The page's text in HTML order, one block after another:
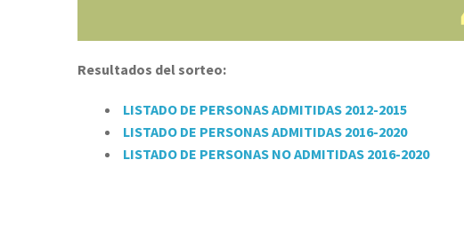
Resultados del sorteo:
LISTADO DE PERSONAS ADMITIDAS 2012-2015
LISTADO DE PERSONAS ADMITIDAS 2016-2020
LISTADO DE PERSONAS NO ADMITIDAS 2016-2020